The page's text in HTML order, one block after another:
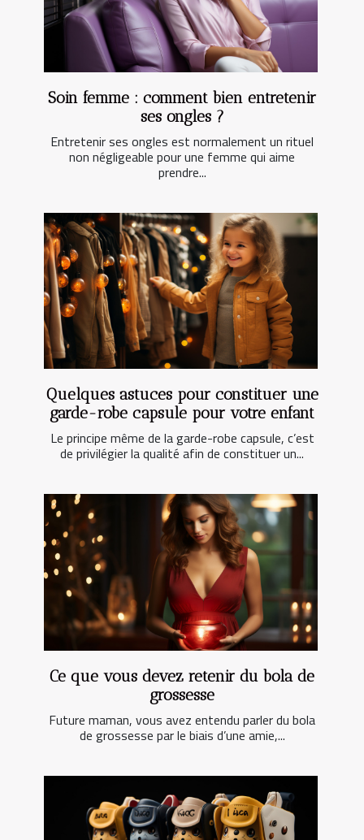
Soin femme : comment bien entretenir
ses ongles ?
Entretenir ses ongles est normalement un rituel
non négligeable pour une femme qui aime
prendre...
Quelques astuces pour constituer une
garde-robe capsule pour votre enfant
Le principe même de la garde-robe capsule, c’est
de privilégier la qualité afin de constituer un...
Ce que vous devez retenir du bola de
grossesse
Future maman, vous avez entendu parler du bola
de grossesse par le biais d’une amie,...